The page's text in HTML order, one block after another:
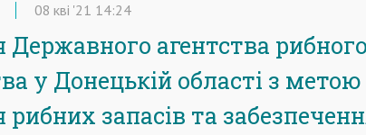
08 кві '21 14:24
Державного агентства рибного
у Донецькій області з метою
рибних запасів та